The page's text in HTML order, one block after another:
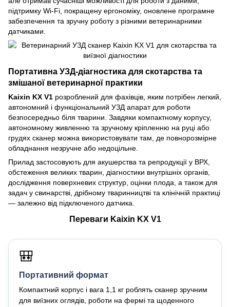
підтримку Wi-Fi, покращену ергономіку, оновлене програмне
забезпечення та зручну роботу з різними ветеринарними
датчиками.
Портативна УЗД-діагностика для скотарства та
змішаної ветеринарної практики
Kaixin KX V1 розроблений для фахівців, яким потрібен легкий,
автономний і функціональний УЗД апарат для роботи
безпосередньо біля тварини. Завдяки компактному корпусу,
автономному живленню та зручному кріпленню на руці або
грудях сканер можна використовувати там, де повнорозмірне
обладнання незручне або недоцільне.
Прилад застосовують для акушерства та репродукції у ВРХ,
обстеження великих тварин, діагностики внутрішніх органів,
дослідження поверхневих структур, оцінки плода, а також для
задач у свинарстві, дрібному тваринництві та клінічній практиці
— залежно від підключеного датчика.
Переваги Kaixin KX V1
🎒
Портативний формат
Компактний корпус і вага 1,1 кг роблять сканер зручним
для виїзних оглядів, роботи на фермі та щоденного